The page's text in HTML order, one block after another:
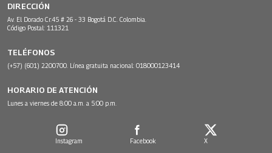
DIRECCIÓN
Av. El Dorado Cr.45 # 26 - 33 Bogotá D.C. Colombia.
Código Postal: 111321
TELÉFONOS
(+57) (601) 2200700. Línea gratuita nacional: 018000123414
HORARIO DE ATENCIÓN
Lunes a viernes de 8:00 a.m. a 5:00 p.m.
Instagram Facebook X